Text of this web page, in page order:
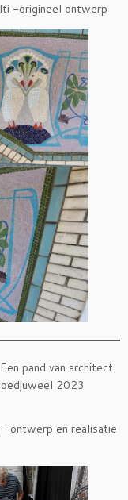
-origineel ontwerp
pand van architect
2023
ontwerp en realisatie